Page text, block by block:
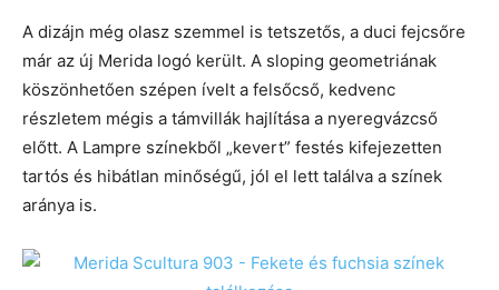
A dizájn még olasz szemmel is tetszetős, a duci fejcsőre
már az új Merida logó került. A sloping geometriának
köszönhetően szépen ívelt a felsőcső, kedvenc
részletem mégis a támvillák hajlítása a nyeregvázcső
előtt. A Lampre színekből „kevert” festés kifejezetten
tartós és hibátlan minőségű, jól el lett találva a színek
aránya is.